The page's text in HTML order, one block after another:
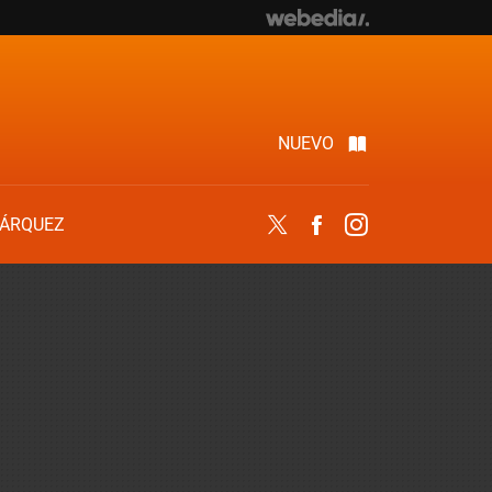
NUEVO
Twitter Facebook